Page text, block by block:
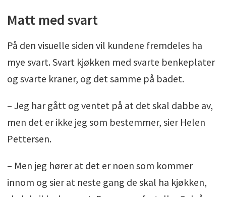
Matt med svart
På den visuelle siden vil kundene fremdeles ha
mye svart. Svart kjøkken med svarte benkeplater
og svarte kraner, og det samme på badet.
– Jeg har gått og ventet på at det skal dabbe av,
men det er ikke jeg som bestemmer, sier Helen
Pettersen.
– Men jeg hører at det er noen som kommer
innom og sier at neste gang de skal ha kjøkken,